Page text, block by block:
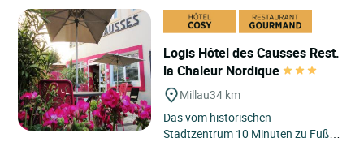
Logis Hôtel des Causses Rest.
la Chaleur Nordique
Millau34 km
Das vom historischen
Stadtzentrum 10 Minuten zu Fuß